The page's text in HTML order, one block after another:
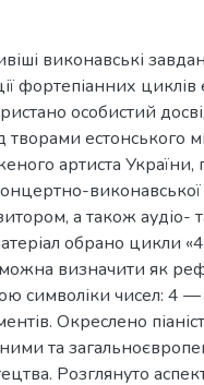
виконавські
фортепіанних
особистий
творами естонського
артиста
виконавської
а також аудіо-
обрано цикли «4
визначити як
символіки чисел: 4
Окреслено
та
Розглянуто